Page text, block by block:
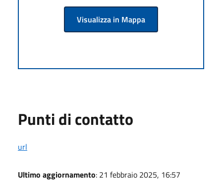
Visualizza in Mappa
Punti di contatto
url
Ultimo aggiornamento: 21 febbraio 2025, 16:57